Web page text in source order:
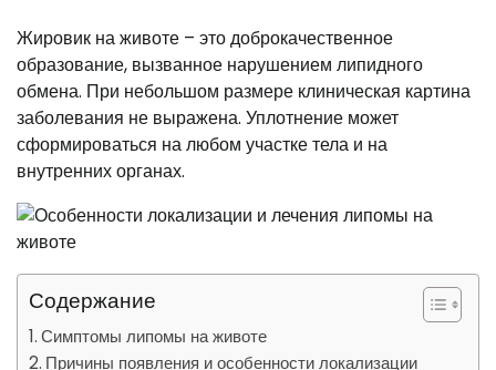
Жировик на животе – это доброкачественное
образование, вызванное нарушением липидного
обмена. При небольшом размере клиническая картина
заболевания не выражена. Уплотнение может
сформироваться на любом участке тела и на
внутренних органах.
Содержание
Симптомы липомы на животе
Причины появления и особенности локализации